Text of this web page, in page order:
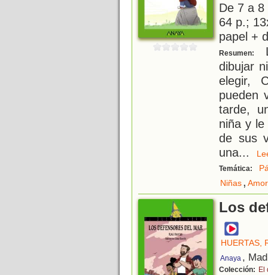
De 7 a
64 p.;
papel +
Resumen:
dibujar
elegir,
pueden
tarde,
niña y
de sus
una...
Temática:
Niñas,
Los
HUERTAS,
Anaya ,
Colección: El